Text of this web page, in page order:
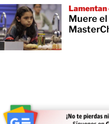
Lamentan
Muere